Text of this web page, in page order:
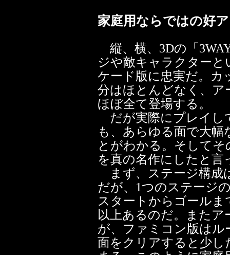
家庭用ならではの好
縦、横、3Dの「
ジや敵キャラクター
ケード版に忠実だ。カ
分はほとんどなく、
ほぼ全て登場する。
だが実際にプレイし
も、あらゆる面で大
とがわかる。そして
を真の名作にしたと言
まず、ステージ構成
だが、1つのステージ
スタートからゴール
以上あるのだ。また
が、ファミコン版は
面をクリアすると少し